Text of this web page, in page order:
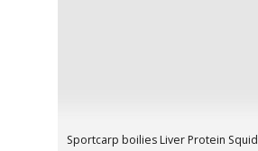
Sportcarp boilies Liver Protein Squid